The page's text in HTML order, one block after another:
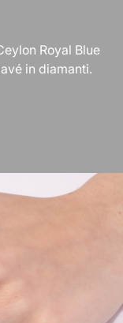
Royal Blue
in diamanti.